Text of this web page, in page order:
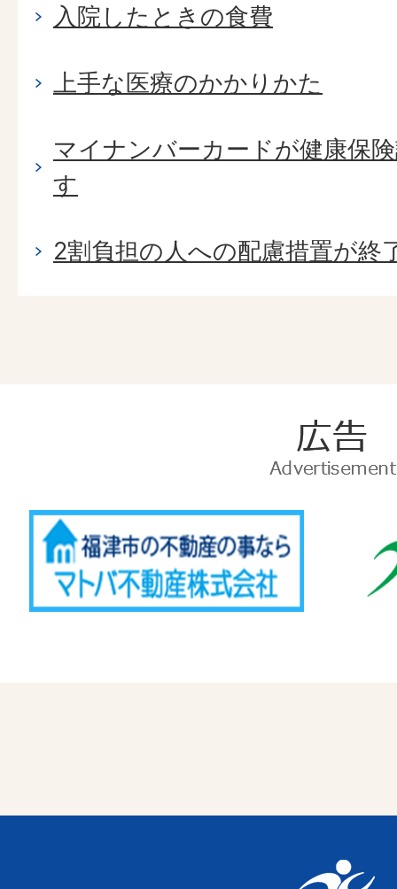
入院したときの食費
上手な医療のかかりかた
マイナンバーカードが健康保
す
2割負担の人への配慮措置が終
告